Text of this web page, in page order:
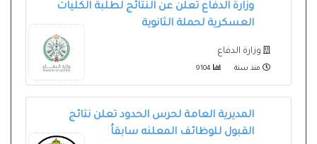
وزارة الدفاع تعلن عن النتائج لطلبة الكليات
العسكرية لحملة الثانوية
وزارة الدفاع
منذ سنة
المديرية العامة لحرس الحدود تعلن نتائج
القبول للوظائف المعلنه سابقاُ